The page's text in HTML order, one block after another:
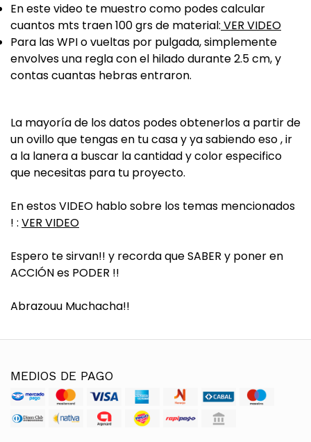
En este video te muestro como podes calcular
cuantos mts traen 100 grs de material: VER VIDEO
Para las WPI o vueltas por pulgada, simplemente
envolves una regla con el hilado durante 2.5 cm, y
contas cuantas hebras entraron.
La mayoría de los datos podes obtenerlos a partir de
un ovillo que tengas en tu casa y ya sabiendo eso , ir
a la lanera a buscar la cantidad y color especifico
que necesitas para tu proyecto.
En estos VIDEO hablo sobre los temas mencionados
! : VER VIDEO
Espero te sirvan!! y recorda que SABER y poner en
ACCIÓN es PODER !!
Abrazouu Muchacha!!
MEDIOS DE PAGO